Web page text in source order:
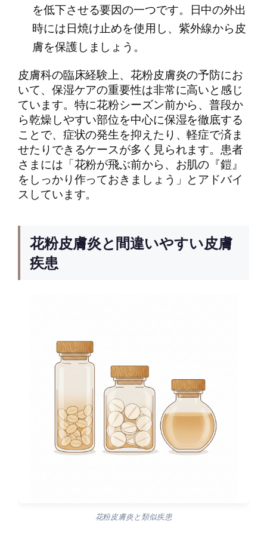
を低下させる要因の一つです。日中の外出
時には日焼け止めを使用し、紫外線から皮
膚を保護しましょう。
皮膚科の臨床経験上、花粉皮膚炎の予防にお
いて、保湿ケアの重要性は非常に高いと感じ
ています。特に花粉シーズン前から、普段か
ら乾燥しやすい部位を中心に保湿を徹底する
ことで、症状の発生を抑えたり、軽症で済ま
せたりできるケースが多く見られます。患者
さまには「花粉が飛ぶ前から、お肌の『鎧』
をしっかり作っておきましょう」とアドバイ
スしています。
花粉皮膚炎と間違いやすい皮膚
疾患
花粉皮膚炎と類似疾患